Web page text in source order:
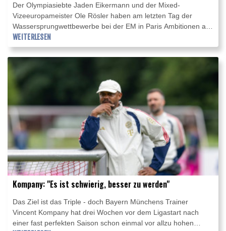
Der Olympiasiebte Jaden Eikermann und der Mixed-
Vizeeuropameister Ole Rösler haben am letzten Tag der
Wassersprungwettbewerbe bei der EM in Paris Ambitionen auf
weitere deutsche Medaillen angemeldet. Im Vorkampf vom
Turm am Donnerstag sprang der 21-jährige Eikermann, im
Synchronfinale mit Luis Avila Sanchez Fünfter und mit dem
Team Siebter, mit 486,50 Punkten an die Spitze des Feldes.
WEITERLESEN
Kompany: "Es ist schwierig, besser zu werden"
Das Ziel ist das Triple - doch Bayern Münchens Trainer
Vincent Kompany hat drei Wochen vor dem Ligastart nach
einer fast perfekten Saison schon einmal vor allzu hohen